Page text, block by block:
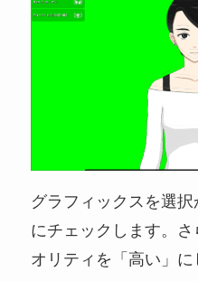
グラフィックスを選択
にチェックします。
オリティを「高い」に